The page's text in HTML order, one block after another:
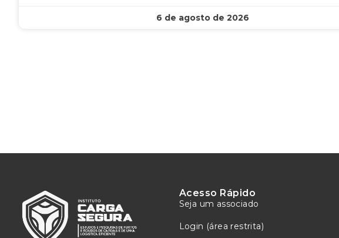
6 de agosto de 2026
Acesso Rápido
Seja um associado
Login (área restrita)